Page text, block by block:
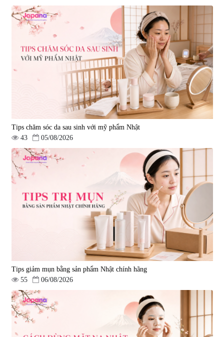
Tips chăm sóc da sau sinh với mỹ phẩm Nhật
43
05/08/2026
Tips giảm mụn bằng sản phẩm Nhật chính hãng
55
06/08/2026